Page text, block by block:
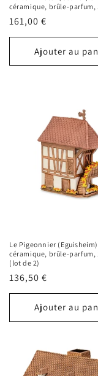
céramique, brûle-parfum,
Prix
habituel
161,00 €
Ajouter au
Le Pigeonnier
céramique, brûle-parfum,
(lot de 2)
Prix
habituel
136,50 €
Ajouter au